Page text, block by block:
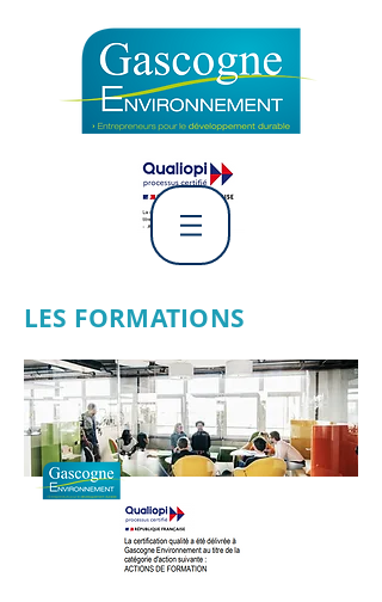
L' Association Gascogne
Environnement
LES FORMATIONS